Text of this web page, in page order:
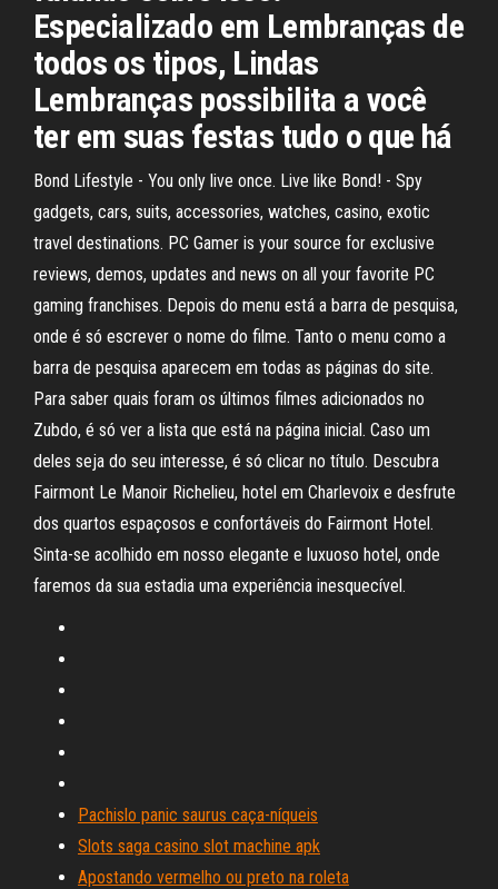
Especializado em Lembranças de
todos os tipos, Lindas
Lembranças possibilita a você
ter em suas festas tudo o que há
Bond Lifestyle - You only live once. Live like Bond! - Spy
gadgets, cars, suits, accessories, watches, casino, exotic
travel destinations. PC Gamer is your source for exclusive
reviews, demos, updates and news on all your favorite PC
gaming franchises. Depois do menu está a barra de pesquisa,
onde é só escrever o nome do filme. Tanto o menu como a
barra de pesquisa aparecem em todas as páginas do site.
Para saber quais foram os últimos filmes adicionados no
Zubdo, é só ver a lista que está na página inicial. Caso um
deles seja do seu interesse, é só clicar no título. Descubra
Fairmont Le Manoir Richelieu, hotel em Charlevoix e desfrute
dos quartos espaçosos e confortáveis do Fairmont Hotel.
Sinta-se acolhido em nosso elegante e luxuoso hotel, onde
faremos da sua estadia uma experiência inesquecível.
Pachislo panic saurus caça-níqueis
Slots saga casino slot machine apk
Apostando vermelho ou preto na roleta